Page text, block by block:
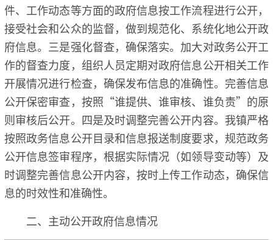
件、工作动态等方面的政府信息按工作流程进行公开，
接受社会和公众的监督，做到规范化、系统化地公开政
府信息。三是强化督查，确保落实。加大对政务公开工
作的督查力度，组织人员定期对政府信息公开相关工作
开展情况进行检查，确保发布信息的准确性。完善信息
公开保密审查，按照“谁提供、谁审核、谁负责”的原
则审核后公开。四是及时调整完善公开内容。我镇严格
按照政务信息公开目录和信息报送制度要求，规范政务
公开信息签审程序，根据实际情况（如领导变动等）及
时调整完善信息公开内容，按时上传工作动态，确保信
息的时效性和准确性。
二、主动公开政府信息情况